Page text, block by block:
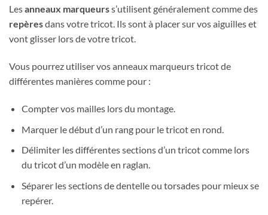
Lesanneaux marqueurss’utilisent généralement comme des
repèresdans votre tricot. Ils sont à placer sur vos aiguilles et
vont glisser lors de votre tricot.
Vous pourrez utiliser vos anneaux marqueurs tricot de
différentes manières comme pour :
Compter vos mailles lors du montage.
Marquer le début d’un rang pour le tricot en rond.
Délimiter les différentes sections d’un tricot comme lors
du tricot d’un modèle en raglan.
Séparer les sections de dentelle ou torsades pour mieux se
repérer.